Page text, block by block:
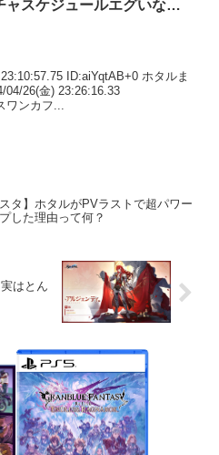
ャスケジュールエグいな…
ID:aiYqtAB+0 ホタルま
04/26(金) 23:26:16.33
ワンカフ...
スタ】ホタルがPVラストで超パワー
した理由って何？
はとん